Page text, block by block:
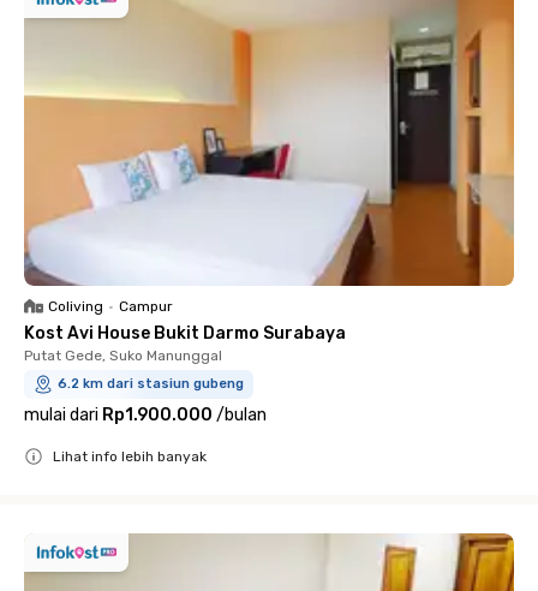
Coliving • Campur
Kost Avi House Bukit Darmo Surabaya
Putat Gede, Suko Manunggal
6.2 km dari stasiun gubeng
mulai dari Rp1.900.000 /bulan
Lihat info lebih banyak